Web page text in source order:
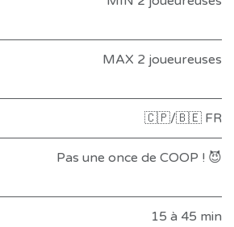
MAX 2 joueureuses
🇨🇵/🇧🇪 FR
Pas une once de COOP ! 😈
15 à 45 min